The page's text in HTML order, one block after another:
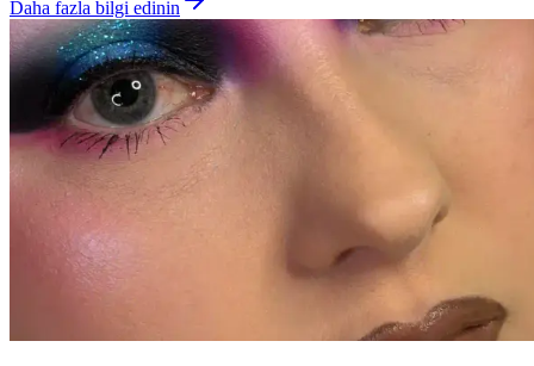
Daha fazla bilgi edinin